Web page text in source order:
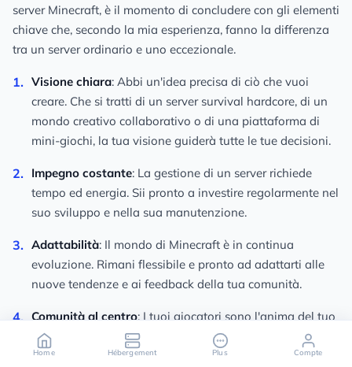
Home Hébergement Plus Compte
server Minecraft, è il momento di concludere con gli elementi
chiave che, secondo la mia esperienza, fanno la differenza
tra un server ordinario e uno eccezionale.
Visione chiara: Abbi un'idea precisa di ciò che vuoi
creare. Che si tratti di un server survival hardcore, di un
mondo creativo collaborativo o di una piattaforma di
mini-giochi, la tua visione guiderà tutte le tue decisioni.
Impegno costante: La gestione di un server richiede
tempo ed energia. Sii pronto a investire regolarmente nel
suo sviluppo e nella sua manutenzione.
Adattabilità: Il mondo di Minecraft è in continua
evoluzione. Rimani flessibile e pronto ad adattarti alle
nuove tendenze e ai feedback della tua comunità.
Comunità al centro: I tuoi giocatori sono l'anima del tuo
server. Ascoltali, coinvolgili nelle decisioni e crea un
ambiente in cui si sentano valorizzati.